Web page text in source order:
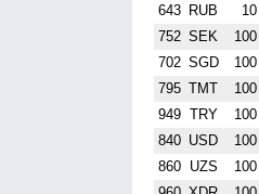
643 RUB 10
752 SEK 100
702 SGD 100
795 TMT 100
949 TRY 100
840 USD 100
860 UZS 100